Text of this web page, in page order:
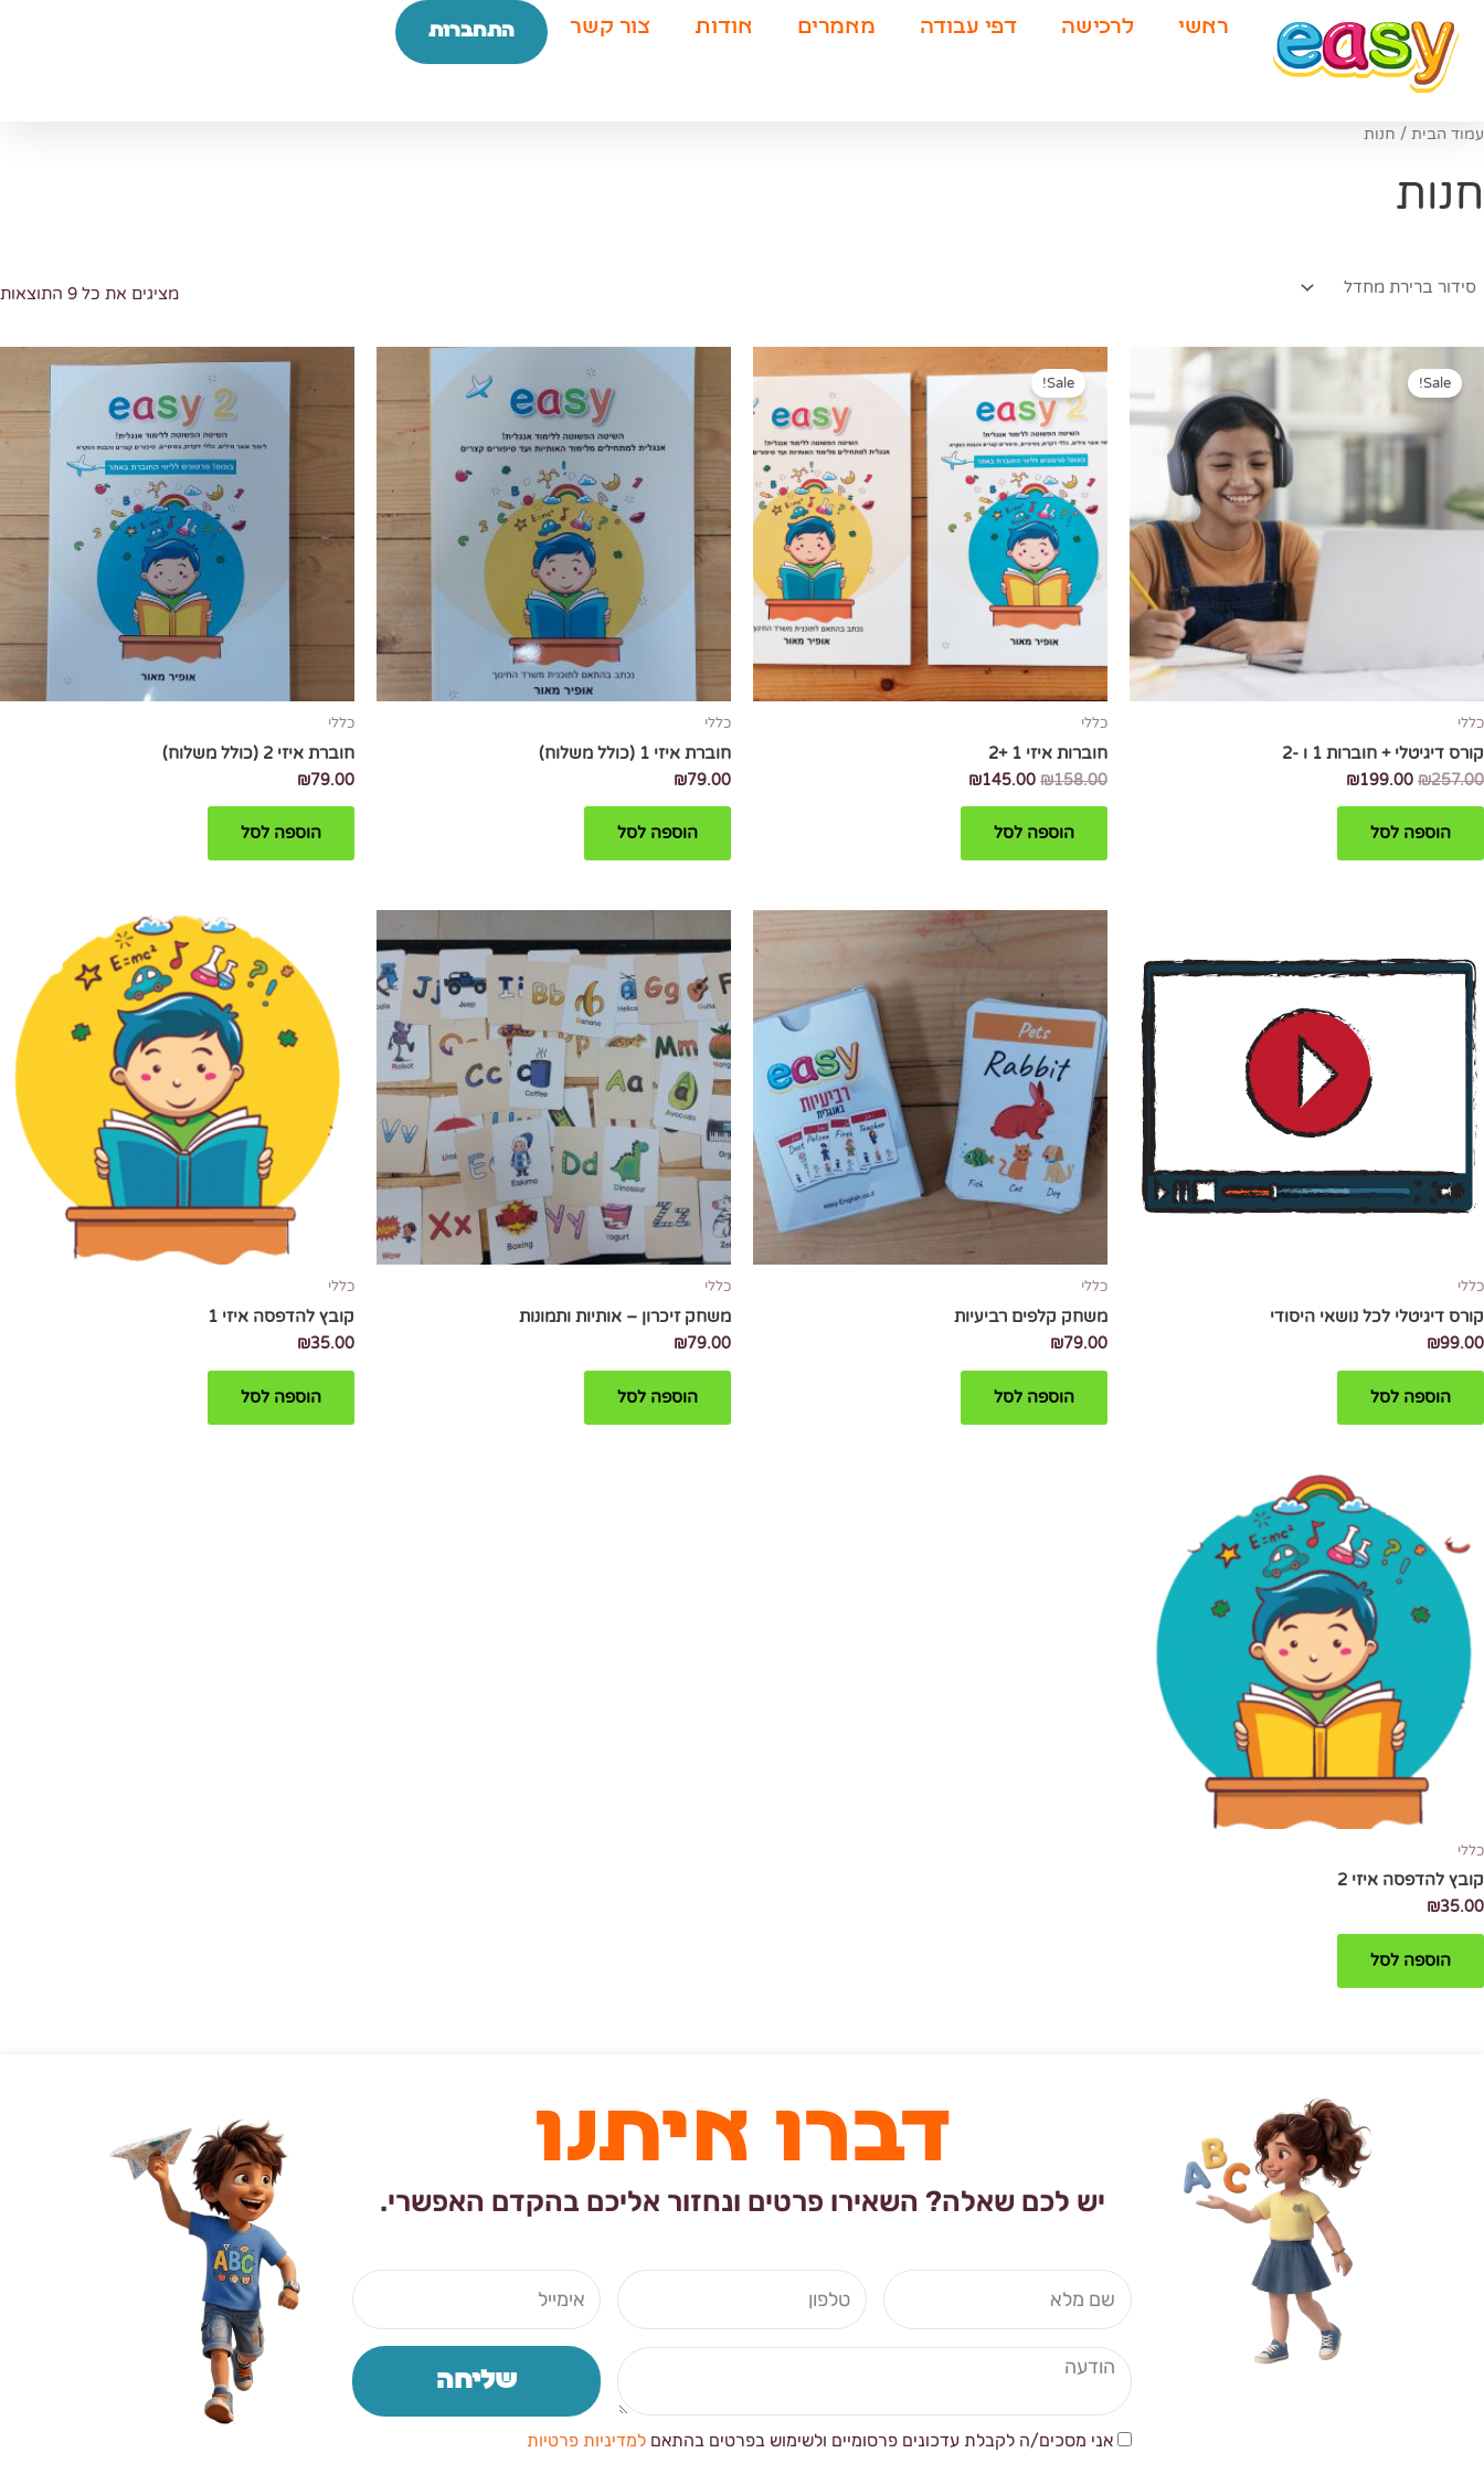
לתוכן
ראשי לרכישה דפי עבודה מאמרים אודות צור קשר התחברות
עמוד הבית / חנות
חנות
מציגים את כל ⁦9⁩ התוצאות
Sale!
כללי
קורס דיגיטלי + חוברות 1 ו -2
₪257.00
המקורי
היה:
₪257.00.
₪199.00
המחיר
₪199.00.
הוספה לסל
Sale!
כללי
חוברות איזי 1 +2
₪158.00
המחיר
המקורי
היה:
₪158.00.
₪145.00
הנוכחי
₪145.00.
הוספה לסל
כללי
חוברת איזי 1 (כולל משלוח)
₪79.00
הוספה לסל
כללי
חוברת איזי 2 (כולל משלוח)
₪79.00
הוספה לסל
כללי
קורס דיגיטלי לכל נושאי היסודי
₪99.00
הוספה לסל
כללי
משחק קלפים רביעיות
₪79.00
הוספה לסל
כללי
משחק זיכרון – אותיות ותמונות
₪79.00
הוספה לסל
כללי
קובץ להדפסה איזי 1
₪35.00
הוספה לסל
כללי
קובץ להדפסה איזי 2
₪35.00
הוספה לסל
דברו איתנו
יש לכם שאלה? השאירו פרטים ונחזור אליכם בהקדם האפשרי.
שם
מלא
טלפון אימייל
הודעה
אני מסכים/ה לקבלת עדכונים פרסומיים ולשימוש בפרטים בהתאםלמדיניות פרטיות
שליחה